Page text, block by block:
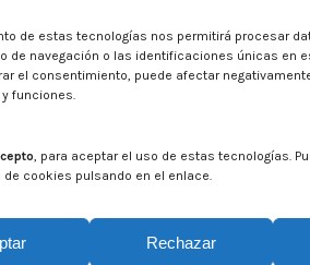
de estas tecnologías nos permitirá procesar
de navegación o las identificaciones únicas en
el consentimiento, puede afectar
funciones.
, para aceptar el uso de estas tecnologías.
cookies pulsando en el enlace.
Rechazar
Search on CITA
Search: